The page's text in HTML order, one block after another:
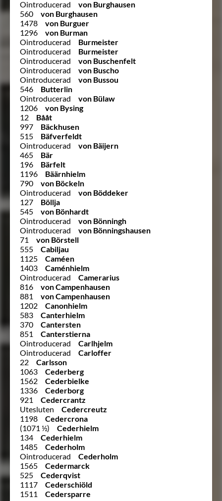
Ointroducerad
von Burghausen
560
von Burghausen
1478
von Burguer
1296
von Burman
Ointroducerad
Burmeister
Ointroducerad
Burmeister
Ointroducerad
von Buschenfelt
Ointroducerad
von Buscho
Ointroducerad
von Bussou
546
Butterlin
Ointroducerad
von Bülaw
1206
von Bysing
12
Bååt
997
Bäckhusen
515
Bäfverfeldt
Ointroducerad
von Bäijern
465
Bär
196
Bärfelt
1196
Bäärnhielm
790
von Böckeln
Ointroducerad
von Böddeker
127
Böllja
545
von Bönhardt
Ointroducerad
von Bönningh
Ointroducerad
von Bönningshausen
71
von Börstell
555
Cabiljau
1125
Caméen
1403
Caménhielm
Ointroducerad
Camerarius
816
von Campenhausen
881
von Campenhausen
1202
Canonhielm
583
Canterhielm
370
Cantersten
851
Canterstierna
Ointroducerad
Carlhjelm
Ointroducerad
Carloffer
22
Carlsson
1063
Cederberg
1562
Cederbielke
1336
Cederborg
921
Cedercrantz
Utesluten
Cedercreutz
1198
Cedercrona
(1071 ½)
Cederhielm
134
Cederhielm
1485
Cederholm
Ointroducerad
Cederholm
1565
Cedermarck
525
Cederqvist
1117
Cederschiöld
1511
Cedersparre